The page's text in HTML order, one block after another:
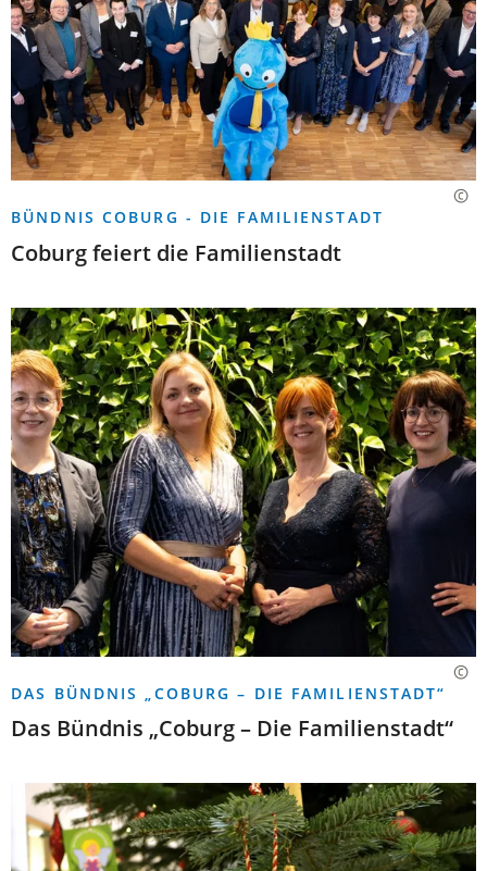
BÜNDNIS COBURG - DIE FAMILIENSTADT
Coburg feiert die Familienstadt
DAS BÜNDNIS „COBURG – DIE FAMILIENSTADT“
Das Bündnis „Coburg – Die Familienstadt“